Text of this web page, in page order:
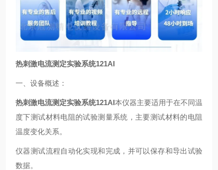
热刺激电流测定实验系统121AI
一、设备概述：
热刺激电流测定实验系统121AI本仪器主要适用于在不同温
度下测试材料电阻的试验测量系统，主要测试材料的电阻
温度变化关系。
仪器测试流程自动化实现和完成，并可以保存和导出试验
数据。